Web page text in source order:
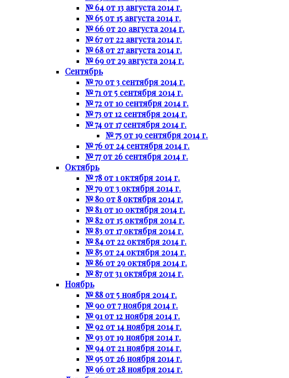
№ 64 от 13 августа 2014 г.
№ 65 от 15 августа 2014 г.
№ 66 от 20 августа 2014 г.
№ 67 от 22 августа 2014 г.
№ 68 от 27 августа 2014 г.
№ 69 от 29 августа 2014 г.
Сентябрь
№ 70 от 3 сентября 2014 г.
№ 71 от 5 сентября 2014 г.
№ 72 от 10 сентября 2014 г.
№ 73 от 12 сентября 2014 г.
№ 74 от 17 сентября 2014 г.
№ 75 от 19 сентября 2014 г.
№ 76 от 24 сентября 2014 г.
№ 77 от 26 сентября 2014 г.
Октябрь
№ 78 от 1 октября 2014 г.
№ 79 от 3 октября 2014 г.
№ 80 от 8 октября 2014 г.
№ 81 от 10 октября 2014 г.
№ 82 от 15 октября 2014 г.
№ 83 от 17 октября 2014 г.
№ 84 от 22 октября 2014 г.
№ 85 от 24 октября 2014 г.
№ 86 от 29 октября 2014 г.
№ 87 от 31 октября 2014 г.
Ноябрь
№ 88 от 5 ноября 2014 г.
№ 90 от 7 ноября 2014 г.
№ 91 от 12 ноября 2014 г.
№ 92 от 14 ноября 2014 г.
№ 93 от 19 ноября 2014 г.
№ 94 от 21 ноября 2014 г.
№ 95 от 26 ноября 2014 г.
№ 96 от 28 ноября 2014 г.